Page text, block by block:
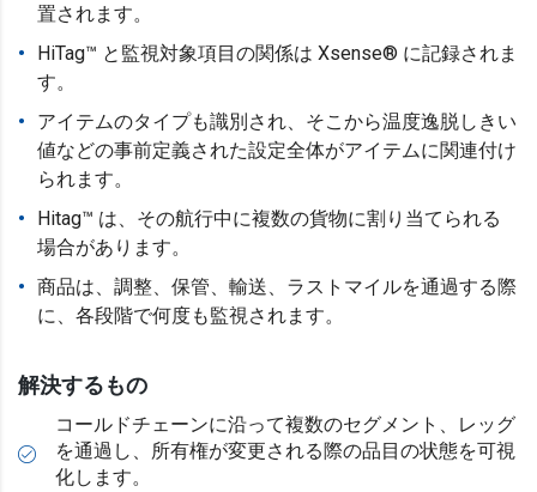
置されます。
HiTag™ と監視対象項目の関係は Xsense® に記録されま
す。
アイテムのタイプも識別され、そこから温度逸脱しきい
値などの事前定義された設定全体がアイテムに関連付け
られます。
Hitag™ は、その航行中に複数の貨物に割り当てられる
場合があります。
商品は、調整、保管、輸送、ラストマイルを通過する際
に、各段階で何度も監視されます。
解決するもの
コールドチェーンに沿って複数のセグメント、レッグ
を通過し、所有権が変更される際の品目の状態を可視
化します。